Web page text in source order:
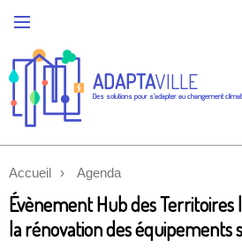
ADAPTAVILLE
Des solutions pour s'adapter au changement
Accueil Agenda
Évènement Hub des Territoires
la rénovation des équipements